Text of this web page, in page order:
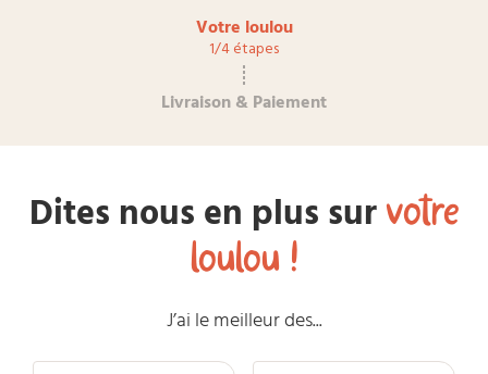
Votre loulou
1/4 étapes
Livraison & Paiement
Dites nous en plus survotre
loulou !
J’ai le meilleur des...